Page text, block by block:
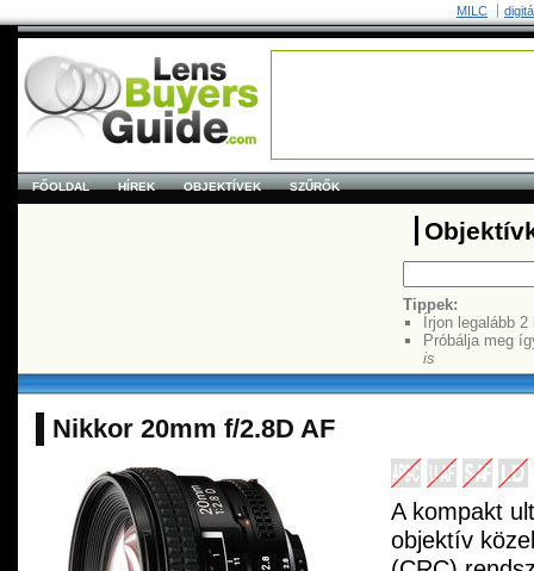
MILC
FŐOLDAL HÍREK OBJEKTÍVEK SZŰRŐK
Tippek:
Írjon legalább
Próbálja meg
is
Nikkor 20mm f/2.8D AF
A kompakt
objektív